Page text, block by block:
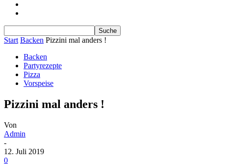
Start Backen Pizzini mal anders !
Backen
Partyrezepte
Pizza
Vorspeise
Pizzini mal anders !
Von
Admin
-
12. Juli 2019
0